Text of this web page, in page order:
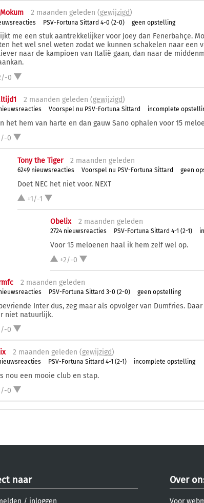
2 maanden geleden (gewijzigd)
PSV-Fortuna Sittard 4-0 (2-0) geen opstelling
me een stuk aantrekkelijker voor Joey dan Fenerbahçe.
het wel snel weten zodat we kunnen schakelen naar een
naar de kampioen van Italië gaan, dan naar de
0
2 maanden geleden (gewijzigd)
Voorspel nu PSV-Fortuna Sittard incomplete
het hem van harte en dan gauw Sano ophalen voor 15
0
Tony the Tiger 2 maanden geleden
6249 nieuwsreacties Voorspel nu PSV-Fortuna Sittard geen
Doet NEC het niet voor. NEXT
+1/-1
Obelix 2 maanden geleden
2724 nieuwsreacties PSV-Fortuna Sittard 4-1 (2-1)
Voor 15 meloenen haal ik hem zelf wel op.
+2/-0
2 maanden geleden
PSV-Fortuna Sittard 3-0 (2-0) geen opstelling
Inter dus, zeg maar als opvolger van Dumfries.
niet natuurlijk.
0
2 maanden geleden (gewijzigd)
PSV-Fortuna Sittard 4-1 (2-1) incomplete opstelling
nou een mooie club en stap.
0
naar
/ inloggen
Over
Voor